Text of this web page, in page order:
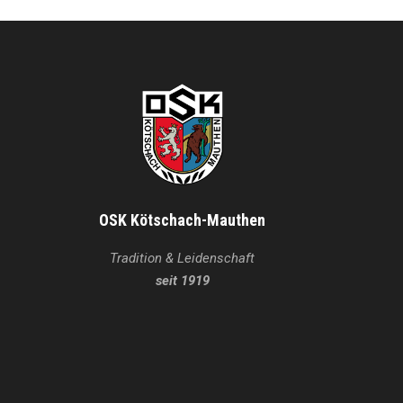
OSK Kötschach-Mauthen
Tradition & Leidenschaft
seit 1919